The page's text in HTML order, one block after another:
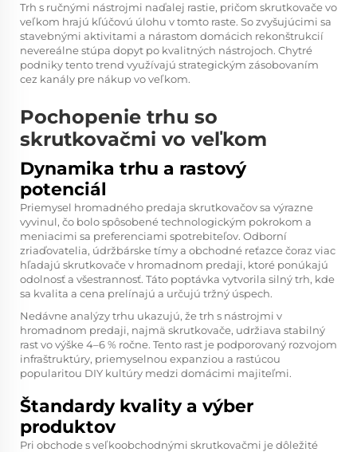
Trh s ručnými nástrojmi naďalej rastie, pričom skrutkovače vo
veľkom hrajú kľúčovú úlohu v tomto raste. So zvyšujúcimi sa
stavebnými aktivitami a nárastom domácich rekonštrukcií
nevereálne stúpa dopyt po kvalitných nástrojoch. Chytré
podniky tento trend využívajú strategickým zásobovaním
cez kanály pre nákup vo veľkom.
Pochopenie trhu so
skrutkovačmi vo veľkom
Dynamika trhu a rastový
potenciál
Priemysel hromadného predaja skrutkovačov sa výrazne
vyvinul, čo bolo spôsobené technologickým pokrokom a
meniacimi sa preferenciami spotrebiteľov. Odborní
zriaďovatelia, údržbárske tímy a obchodné reťazce čoraz viac
hľadajú skrutkovače v hromadnom predaji, ktoré ponúkajú
odolnosť a všestrannosť. Táto poptávka vytvorila silný trh, kde
sa kvalita a cena prelínajú a určujú tržný úspech.
Nedávne analýzy trhu ukazujú, že trh s nástrojmi v
hromadnom predaji, najmä skrutkovače, udržiava stabilný
rast vo výške 4–6 % ročne. Tento rast je podporovaný rozvojom
infraštruktúry, priemyselnou expanziou a rastúcou
popularitou DIY kultúry medzi domácimi majiteľmi.
Štandardy kvality a výber
produktov
Pri obchode s veľkoobchodnými skrutkovačmi je dôležité